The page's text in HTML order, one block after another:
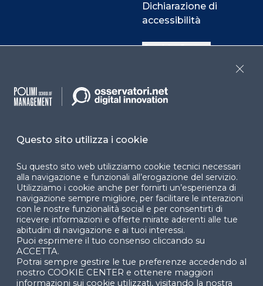
Dichiarazione di
accessibilità
Cookie Center
Facebook LinkedIn
© 2024 Copyright © Politecnico di Milano Dipartimento
di Ingegneria Gestionale
Questo sito utilizza i cookie
Su questo sito web utilizziamo cookie tecnici necessari
alla navigazione e funzionali all’erogazione del servizio.
Utilizziamo i cookie anche per fornirti un’esperienza di
navigazione sempre migliore, per facilitare le interazioni
con le nostre funzionalità social e per consentirti di
ricevere informazioni e offerte mirate aderenti alle tue
abitudini di navigazione e ai tuoi interessi.
Puoi esprimere il tuo consenso cliccando su
ACCETTA.
Potrai sempre gestire le tue preferenze accedendo al
nostro COOKIE CENTER e ottenere maggiori
informazioni sui cookie utilizzati, visitando la nostra